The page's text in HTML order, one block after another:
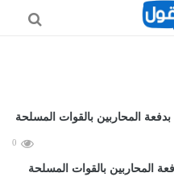
0
المحاربين بالقوات المسلحة